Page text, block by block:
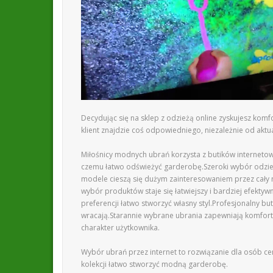
Decydując się na sklep z odzieżą online zyskujesz
klient znajdzie coś odpowiedniego, niezależnie od
Miłośnicy modnych ubrań korzysta z butików
czemu łatwo odświeżyć garderobę.Szeroki wybór
modele cieszą się dużym zainteresowaniem przez
wybór produktów staje się łatwiejszy i bardziej
preferencji łatwo stworzyć własny styl.Profesjonalny
wracają.Starannie wybrane ubrania zapewniają
charakter użytkownika.
Wybór ubrań przez internet to rozwiązanie dla osób
kolekcji łatwo stworzyć modną garderobę.